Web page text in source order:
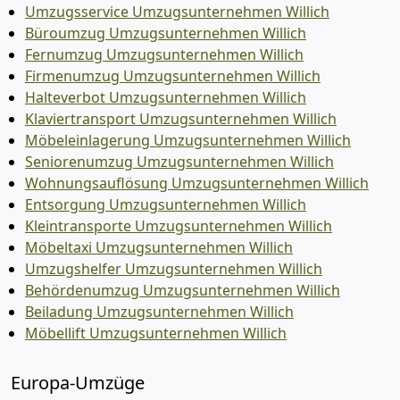
Umzugsservice Umzugsunternehmen Willich
Büroumzug Umzugsunternehmen Willich
Fernumzug Umzugsunternehmen Willich
Firmenumzug Umzugsunternehmen Willich
Halteverbot Umzugsunternehmen Willich
Klaviertransport Umzugsunternehmen Willich
Möbeleinlagerung Umzugsunternehmen Willich
Seniorenumzug Umzugsunternehmen Willich
Wohnungsauflösung Umzugsunternehmen Willich
Entsorgung Umzugsunternehmen Willich
Kleintransporte Umzugsunternehmen Willich
Möbeltaxi Umzugsunternehmen Willich
Umzugshelfer Umzugsunternehmen Willich
Behördenumzug Umzugsunternehmen Willich
Beiladung Umzugsunternehmen Willich
Möbellift Umzugsunternehmen Willich
Europa-Umzüge